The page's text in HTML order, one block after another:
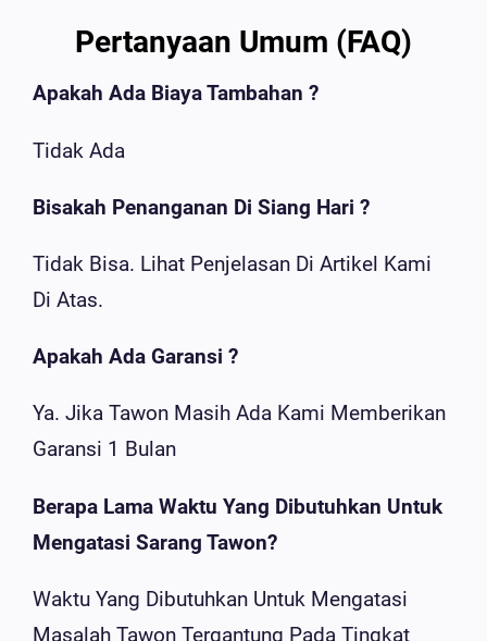
Pertanyaan Umum (FAQ)
Apakah Ada Biaya Tambahan ?
Tidak Ada
Bisakah Penanganan Di Siang Hari ?
Tidak Bisa. Lihat Penjelasan Di Artikel Kami
Di Atas.
Apakah Ada Garansi ?
Ya. Jika Tawon Masih Ada Kami Memberikan
Garansi 1 Bulan
Berapa Lama Waktu Yang Dibutuhkan Untuk
Mengatasi Sarang Tawon?
Waktu Yang Dibutuhkan Untuk Mengatasi
Masalah Tawon Tergantung Pada Tingkat